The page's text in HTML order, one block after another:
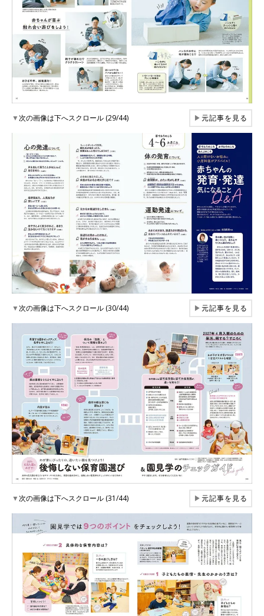
▼次の画像は下へスクロール (29/44) ▶元記事を見る
▼次の画像は下へスクロール (30/44) ▶元記事を見る
▼次の画像は下へスクロール (31/44) ▶元記事を見る